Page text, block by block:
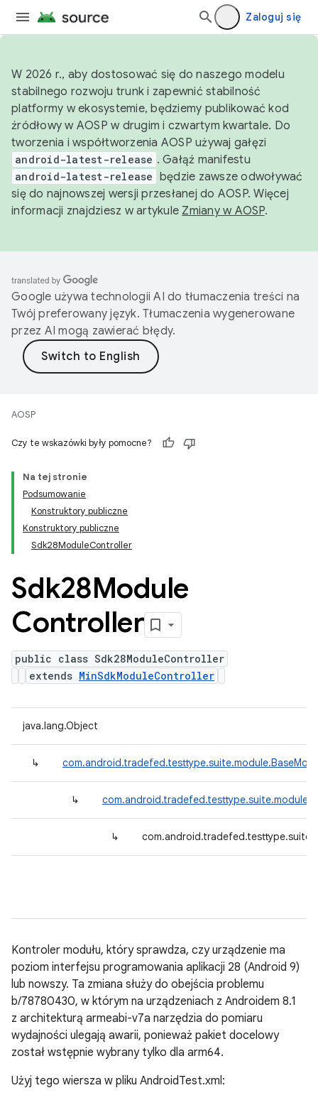
Zaloguj się
W 2026 r., aby dostosować się do naszego modelu
stabilnego rozwoju trunk i zapewnić stabilność
platformy w ekosystemie, będziemy publikować kod
źródłowy w AOSP w drugim i czwartym kwartale. Do
tworzenia i współtworzenia AOSP używaj gałęzi
android-latest-release . Gałąź manifestu
android-latest-release będzie zawsze odwoływać
się do najnowszej wersji przesłanej do AOSP. Więcej
informacji znajdziesz w artykule Zmiany w AOSP.
Google używa technologii AI do tłumaczenia treści na
Twój preferowany język. Tłumaczenia wygenerowane
przez AI mogą zawierać błędy.
AOSP
Czy te wskazówki były pomocne?
Na tej stronie
Podsumowanie
Konstruktory publiczne
Konstruktory publiczne
Sdk28ModuleController
Sdk28Module
Controller
public class Sdk28ModuleController
extends MinSdkModuleController
java.lang.Object
↳
↳
↳
Kontroler modułu, który sprawdza, czy urządzenie ma
poziom interfejsu programowania aplikacji 28 (Android 9)
lub nowszy. Ta zmiana służy do obejścia problemu
b/78780430, w którym na urządzeniach z Androidem 8.1
z architekturą armeabi-v7a narzędzia do pomiaru
wydajności ulegają awarii, ponieważ pakiet docelowy
został wstępnie wybrany tylko dla arm64.
Użyj tego wiersza w pliku AndroidTest.xml: